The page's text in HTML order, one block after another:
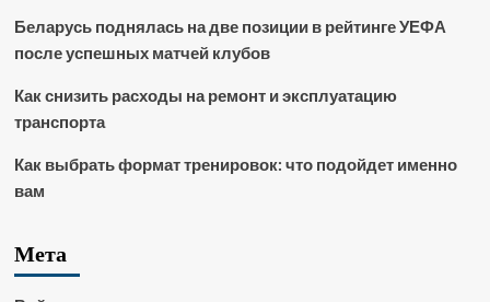
Беларусь поднялась на две позиции в рейтинге УЕФА
после успешных матчей клубов
Как снизить расходы на ремонт и эксплуатацию
транспорта
Как выбрать формат тренировок: что подойдет именно
вам
Мета